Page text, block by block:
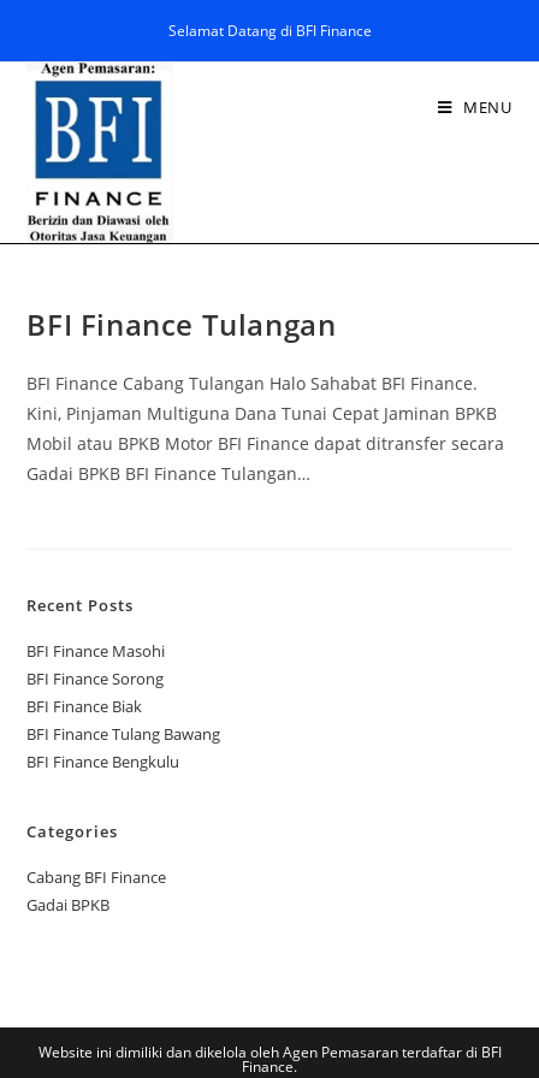
Selamat Datang di BFI Finance
MENU
BFI Finance Tulangan
BFI Finance Cabang Tulangan Halo Sahabat BFI Finance.
Kini, Pinjaman Multiguna Dana Tunai Cepat Jaminan BPKB
Mobil atau BPKB Motor BFI Finance dapat ditransfer secara
Gadai BPKB BFI Finance Tulangan…
Recent Posts
BFI Finance Masohi
BFI Finance Sorong
BFI Finance Biak
BFI Finance Tulang Bawang
BFI Finance Bengkulu
Categories
Cabang BFI Finance
Gadai BPKB
Website ini dimiliki dan dikelola oleh Agen Pemasaran terdaftar di BFI
Finance.